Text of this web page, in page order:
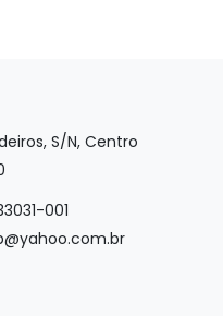
S/N, Centro
001